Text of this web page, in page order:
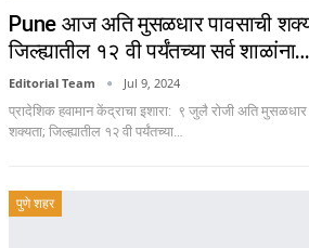
Pune आज अति मुसळधार पावसाची
जिल्ह्यातील १२ वी पर्यंतच्या सर्व शाळांना…
Editorial Team Jul 9, 2024
प्रादेशिक हवामान केंद्राचा इशारा: ९ जुलै रोजी अति मुसळधार
शक्यता; जिल्ह्यातील १२ वी पर्यंतच्या…
पुणे शहर